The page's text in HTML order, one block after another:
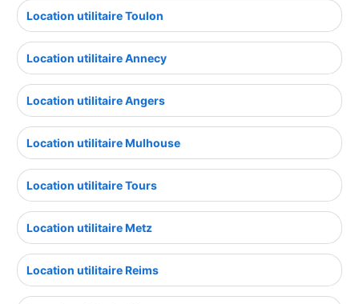
Location utilitaire Toulon
Location utilitaire Annecy
Location utilitaire Angers
Location utilitaire Mulhouse
Location utilitaire Tours
Location utilitaire Metz
Location utilitaire Reims